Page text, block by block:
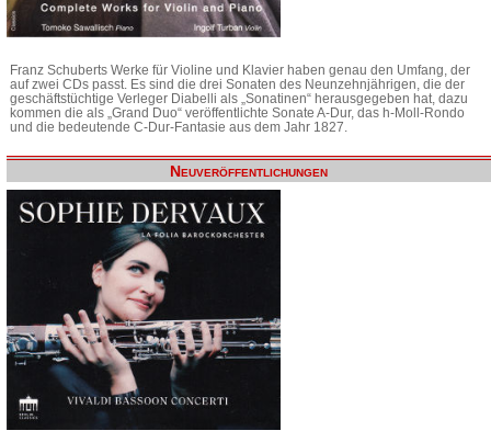
Franz Schuberts Werke für Violine und Klavier haben genau den Umfang, der
auf zwei CDs passt. Es sind die drei Sonaten des Neunzehnjährigen, die der
geschäftstüchtige Verleger Diabelli als „Sonatinen“ herausgegeben hat, dazu
kommen die als „Grand Duo“ veröffentlichte Sonate A-Dur, das h-Moll-Rondo
und die bedeutende C-Dur-Fantasie aus dem Jahr 1827.
Neuveröffentlichungen